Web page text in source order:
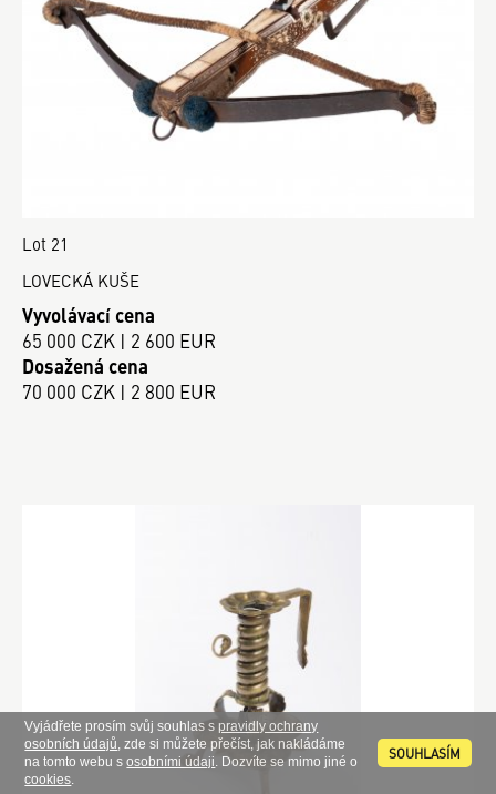
Vyjádřete prosím svůj souhlas spravidly ochrany
osobních údajů, zde si můžete přečíst, jak nakládáme
na tomto webu sosobními údaji. Dozvíte se mimo jiné o
cookies.
SOUHLASÍM
Lot 21
LOVECKÁ KUŠE
Vyvolávací cena
65 000 CZK | 2 600 EUR
Dosažená cena
70 000 CZK | 2 800 EUR